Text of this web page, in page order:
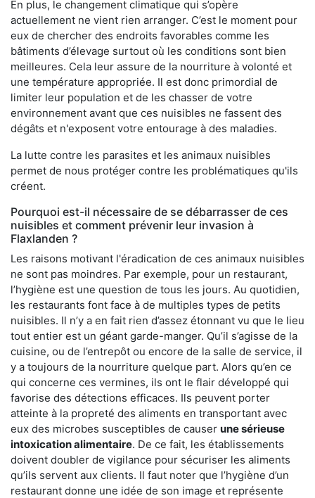
En plus, le changement climatique qui s’opère
actuellement ne vient rien arranger. C’est le moment pour
eux de chercher des endroits favorables comme les
bâtiments d’élevage surtout où les conditions sont bien
meilleures. Cela leur assure de la nourriture à volonté et
une température appropriée. Il est donc primordial de
limiter leur population et de les chasser de votre
environnement avant que ces nuisibles ne fassent des
dégâts et n'exposent votre entourage à des maladies.
La lutte contre les parasites et les animaux nuisibles
permet de nous protéger contre les problématiques qu'ils
créent.
Pourquoi est-il nécessaire de se débarrasser de ces
nuisibles et comment prévenir leur invasion à
Flaxlanden ?
Les raisons motivant l'éradication de ces animaux nuisibles
ne sont pas moindres. Par exemple, pour un restaurant,
l’hygiène est une question de tous les jours. Au quotidien,
les restaurants font face à de multiples types de petits
nuisibles. Il n’y a en fait rien d’assez étonnant vu que le lieu
tout entier est un géant garde-manger. Qu’il s’agisse de la
cuisine, ou de l’entrepôt ou encore de la salle de service, il
y a toujours de la nourriture quelque part. Alors qu’en ce
qui concerne ces vermines, ils ont le flair développé qui
favorise des détections efficaces. Ils peuvent porter
atteinte à la propreté des aliments en transportant avec
eux des microbes susceptibles de causer une sérieuse
intoxication alimentaire. De ce fait, les établissements
doivent doubler de vigilance pour sécuriser les aliments
qu’ils servent aux clients. Il faut noter que l’hygiène d’un
restaurant donne une idée de son image et représente